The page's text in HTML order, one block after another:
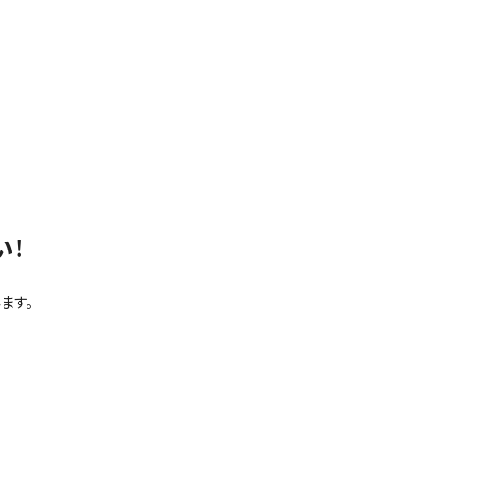
す。